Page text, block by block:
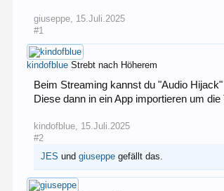
giuseppe, 15.Juli.2025
#1
kindofblue Strebt nach Höherem
Beim Streaming kannst du "Audio
Diese dann in ein App importieren um
kindofblue, 15.Juli.2025
#2
JES undgiuseppe gefällt das.